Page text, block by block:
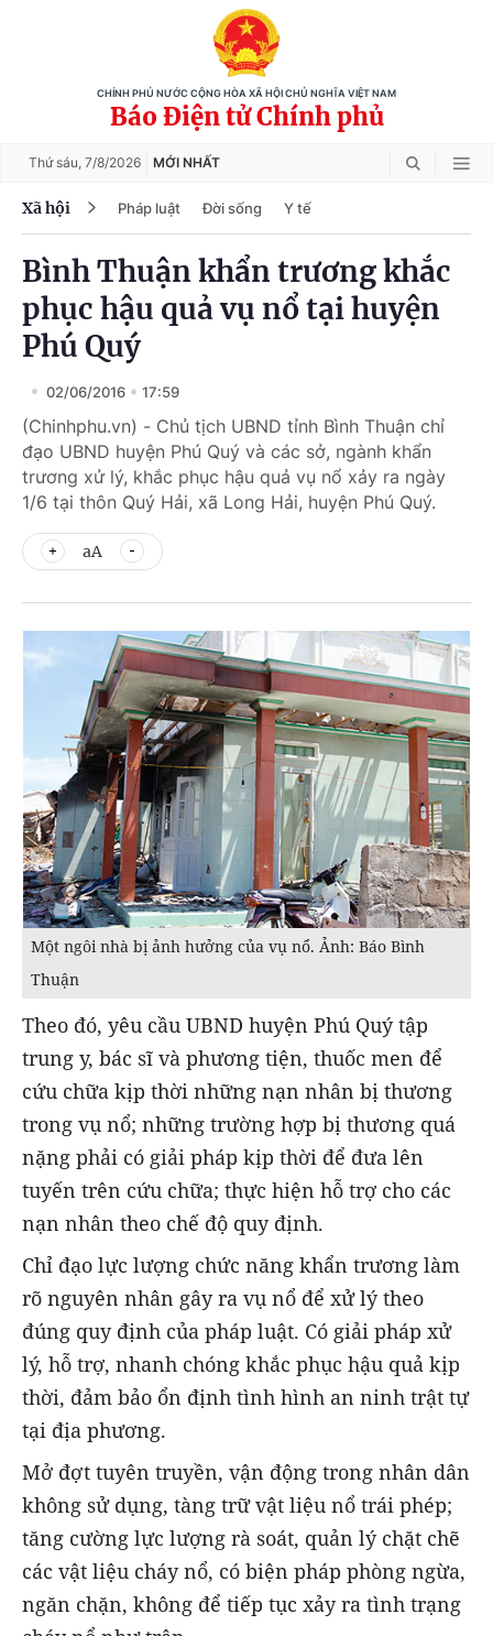
CHÍNH PHỦ NƯỚC CỘNG HÒA XÃ HỘI CHỦ NGHĨA VIỆT NAM
Báo Điện tử Chính phủ
Thứ sáu, 7/8/2026 MỚI NHẤT
Xã hội Pháp luật Đời sống Y tế
Bình Thuận khẩn trương khắc
phục hậu quả vụ nổ tại huyện
Phú Quý
02/06/2016 17:59
(Chinhphu.vn) - Chủ tịch UBND tỉnh Bình Thuận chỉ
đạo UBND huyện Phú Quý và các sở, ngành khẩn
trương xử lý, khắc phục hậu quả vụ nổ xảy ra ngày
1/6 tại thôn Quý Hải, xã Long Hải, huyện Phú Quý.
aA
Một ngôi nhà bị ảnh hưởng của vụ nổ. Ảnh: Báo Bình
Thuận
Theo đó, yêu cầu UBND huyện Phú Quý tập
trung y, bác sĩ và phương tiện, thuốc men để
cứu chữa kịp thời những nạn nhân bị thương
trong vụ nổ; những trường hợp bị thương quá
nặng phải có giải pháp kịp thời để đưa lên
tuyến trên cứu chữa; thực hiện hỗ trợ cho các
nạn nhân theo chế độ quy định.
Chỉ đạo lực lượng chức năng khẩn trương làm
rõ nguyên nhân gây ra vụ nổ để xử lý theo
đúng quy định của pháp luật. Có giải pháp xử
lý, hỗ trợ, nhanh chóng khắc phục hậu quả kịp
thời, đảm bảo ổn định tình hình an ninh trật tự
tại địa phương.
Mở đợt tuyên truyền, vận động trong nhân dân
không sử dụng, tàng trữ vật liệu nổ trái phép;
tăng cường lực lượng rà soát, quản lý chặt chẽ
các vật liệu cháy nổ, có biện pháp phòng ngừa,
ngăn chặn, không để tiếp tục xảy ra tình trạng